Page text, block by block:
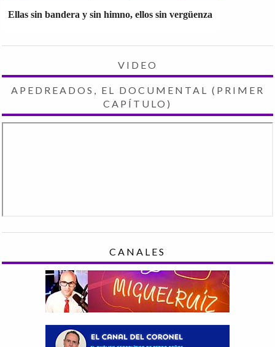
Ellas sin bandera y sin himno, ellos sin vergüenza
VIDEO
APEDREADOS, EL DOCUMENTAL (PRIMER
CAPÍTULO)
CANALES